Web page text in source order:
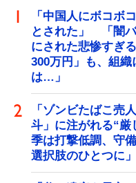
「中国人にボコボ
とされた」 「闇
にされた悲惨すぎ
300万円」も、組
は…」
「ゾンビたばこ売
斗」に注がれる“
季は打撃低調、守
選択肢のひとつに」